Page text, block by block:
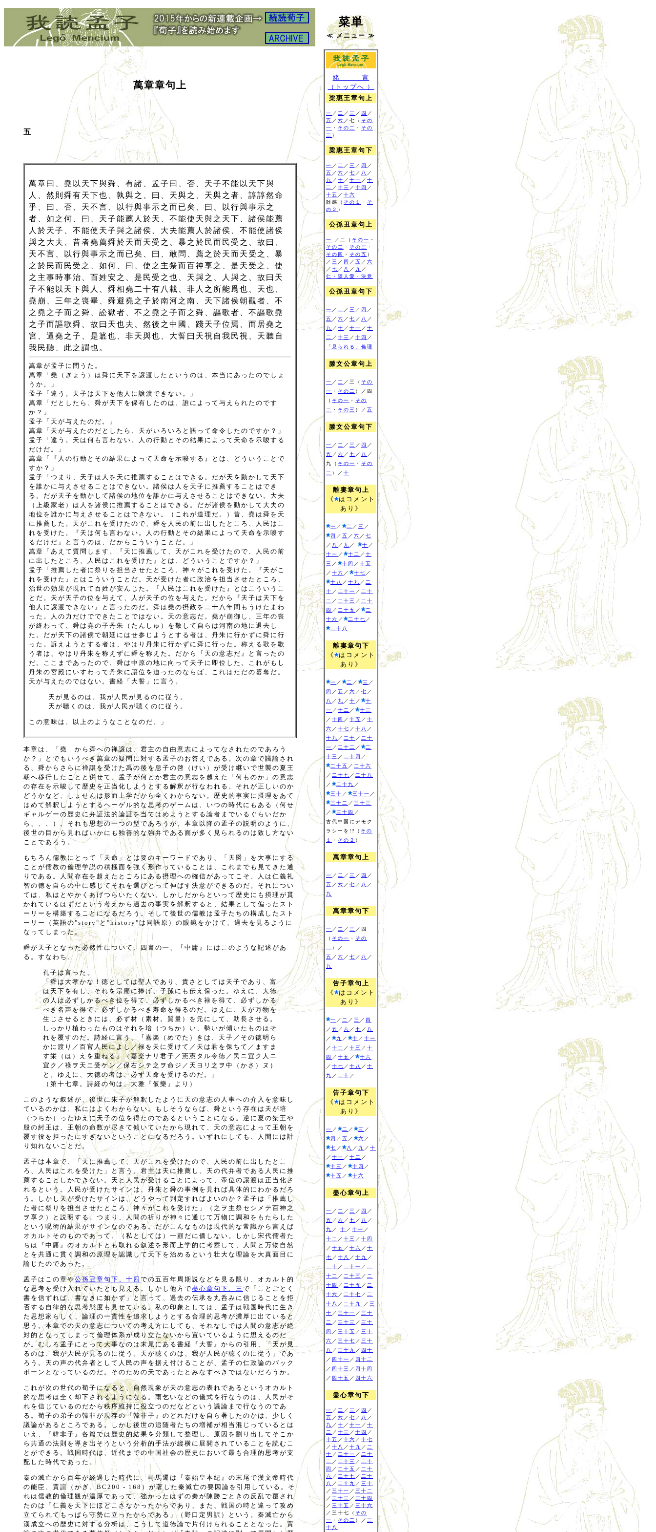
萬章章句上
五
萬章曰、堯以天下與舜、有諸、孟子曰、否、天子不能以天下與
人、然則舜有天下也、孰與之、曰、天與之、天與之者、諄諄然命
乎、曰、否、天不言、以行與事示之而已矣、曰、以行與事示之
者、如之何、曰、天子能薦人於天、不能使天與之天下、諸侯能薦
人於天子、不能使天子與之諸侯、大夫能薦人於諸侯、不能使諸侯
與之大夫、昔者堯薦舜於天而天受之、暴之於民而民受之、故曰、
天不言、以行與事示之而已矣、曰、敢問、薦之於天而天受之、暴
之於民而民受之、如何、曰、使之主祭而百神享之、是天受之、使
之主事時事治、百姓安之、是民受之也、天與之、人與之、故曰天
子不能以天下與人、舜相堯二十有八載、非人之所能爲也、天也、
堯崩、三年之喪畢、舜避堯之子於南河之南、天下諸侯朝觀者、不
之堯之子而之舜、訟獄者、不之堯之子而之舜、謳歌者、不謳歌堯
之子而謳歌舜、故曰天也夫、然後之中國、踐天子位焉、而居堯之
宮、逼堯之子、是簒也、非天與也、大誓曰天視自我民視、天聽自
我民聽、此之謂也。
萬章が孟子に問うた。
萬章「堯（ぎょう）は舜に天下を譲渡したというのは、本当にあったのでしょ
うか。」
孟子「違う。天子は天下を他人に譲渡できない。」
萬章「だとしたら、舜が天下を保有したのは、誰によって与えられたのです
か？」
孟子「天が与えたのだ。」
萬章「天が与えたのだとしたら、天がいろいろと語って命令したのですか？」
孟子「違う。天は何も言わない。人の行動とその結果によって天命を示唆する
だけだ。」
萬章「『人の行動とその結果によって天命を示唆する』とは、どういうことで
すか？」
孟子「つまり、天子は人を天に推薦することはできる。だが天を動かして天下
を誰かに与えさせることはできない。諸侯は人を天子に推薦することはでき
る。だが天子を動かして諸侯の地位を誰かに与えさせることはできない。大夫
（上級家老）は人を諸侯に推薦することはできる。だが諸侯を動かして大夫の
地位を誰かに与えさせることはできない。（これが道理だ。）昔、堯は舜を天
に推薦した。天がこれを受けたので、舜を人民の前に出したところ、人民はこ
れを受けた。『天は何も言わない。人の行動とその結果によって天命を示唆す
るだけだ』と言うのは、だからこういうことだ。」
萬章「あえて質問します。『天に推薦して、天がこれを受けたので、人民の前
に出したところ、人民はこれを受けた』とは、どういうことですか？」
孟子「推薦した者に祭りを担当させたところ、神々がこれを受けた。『天がこ
れを受けた』とはこういうことだ。天が受けた者に政治を担当させたところ、
治世の効果が現れて百姓が安んじた。『人民はこれを受けた』とはこういうこ
とだ。天が天子の位を与えて、人が天子の位を与えた。だから『天子は天下を
他人に譲渡できない』と言ったのだ。舜は堯の摂政を二十八年間もうけたまわ
った。人の力だけでできたことではない。天の意志だ。堯が崩御し、三年の喪
が終わって、舜は堯の子丹朱（たんしゅ）を敬して自らは河南の地に退去し
た。だが天下の諸侯で朝廷にはせ参じようとする者は、丹朱に行かずに舜に行
った。訴えようとする者は、やはり丹朱に行かずに舜に行った。称える歌を歌
う者は、やはり丹朱を称えずに舜を称えた。だから『天の意志だ』と言ったの
だ。ここまであったので、舜は中原の地に向って天子に即位した。これがもし
丹朱の宮殿にいすわって丹朱に譲位を迫ったのならば、これはただの簒奪だ。
天が与えたのではない。書経「大誓」に言う。
天が見るのは、我が人民が見るのに従う。
天が聴くのは、我が人民が聴くのに従う。
この意味は、以上のようなことなのだ。」
本章は、「堯 から舜への禅譲は、君主の自由意志によってなされたのであろう
か？」とでもいうべき萬章の疑問に対する孟子のお答えである。次の章で議論され
る、舜からさらに禅譲を受けた禹の後を息子の啓（けい）が受け継いで世襲の夏王
朝へ移行したことと併せて、孟子が何とか君主の意志を越えた「何ものか」の意志
の存在を示唆して歴史を正当化しようとする解釈が行なわれる。それが正しいのか
どうかなど、しょせんは形而上学だから全くわからない。歴史的事実に摂理をあて
はめて解釈しようとするヘーゲル的な思考のゲームは、いつの時代にもある（何せ
ギャルゲーの歴史に弁証法的論証を当てはめようとする論者までいるぐらいだか
ら、、、）。それも思想の一つの型であろうが、本章以降の孟子の説明のように、
後世の目から見ればいかにも独善的な強弁である面が多く見られるのは致し方ない
ことであろう。
もちろん儒教にとって「天命」とは要のキーワードであり、「天爵」を大事にする
ことが儒教の倫理学説の積極面を強く形作っていることは、これまでも見てきた通
りである。人間存在を超えたところにある摂理への確信があってこそ、人は仁義礼
智の徳を自らの中に感じてそれを選びとって伸ばす決意ができるのだ。それについ
ては、私はとやかくあげつらいたくない。しかしだからといって歴史にも摂理が貫
かれているはずだという考えから過去の事実を解釈すると、結果として偏ったスト
ーリーを構築することになるだろう。そして後世の儒教は孟子たちの構成したスト
ーリー（英語の"story"と"history"は同語原）の眼鏡をかけて、過去を見るように
なってしまった。
舜が天子となった必然性について、四書の一、『中庸』にはこのような記述があ
る。すなわち、
孔子は言った、
「舜は大孝かな！徳としては聖人であり、貴さとしては天子であり、富
は天下を有し、それを宗廟に捧げ、子孫にも伝え保った。ゆえに、大徳
の人は必ずしかるべき位を得て、必ずしかるべき禄を得て、必ずしかる
べき名声を得て、必ずしかるべき寿命を得るのだ。ゆえに、天が万物を
生じさせるときには、必ず材（素材。質量）を元にして、助長させる。
しっかり植わったものはそれを培（つちか）い、勢いが傾いたものはそ
れを覆すのだ。詩経に言う、『嘉楽（めでた）きは、天子／その徳明ら
かに渡り／百官人民によし／禄を天に受けて／天は君を保ちて／ますま
す栄（は）えを重ねる』（嘉楽ナリ君子／憲憲タル令徳／民ニ宜ク人ニ
宜ク／祿ヲ天ニ受ケン／保右シテ之ヲ命ジ／天ヨリ之ヲ中（かさ）ヌ）
と。ゆえに、大徳の者は、必ず天命を受けるのだ。」
（第十七章。詩経の句は、大雅『仮樂』より）
このような叙述が、後世に朱子が解釈したように天の意志の人事への介入を意味し
ているのかは、私にはよくわからない。もしそうならば、舜という存在は天が培
（つちか）ったゆえに天子の位を得たのであるということになる。逆に夏の桀王や
殷の紂王は、王朝の命数が尽きて傾いていたから現れて、天の意志によって王朝を
覆す役を担ったにすぎないということになるだろう。いずれにしても、人間には計
り知れないことだ。
孟子は本章で、「天に推薦して、天がこれを受けたので、人民の前に出したとこ
ろ、人民はこれを受けた」と言う。君主は天に推薦し、天の代弁者である人民に推
薦することしかできない。天と人民が受けることによって、帝位の譲渡は正当化さ
れるという。人民が受けたサインは、丹朱と舜の事例を見れば具体的にわかるだろ
う。しかし天が受けたサインは、どうやって判定すればよいのか？孟子は「推薦し
た者に祭りを担当させたところ、神々がこれを受けた」（之ヲ主祭セシメテ百神之
ヲ享ク）と説明する。つまり、人間の祈りが神々に通じて万物に調和をもたらした
という呪術的結果がサインなのである。だがこんなものは現代的な常識から言えば
オカルトそのものであって、（私としては）一顧だに価しない。しかし宋代儒者た
ちは『中庸』のオカルトとも取れる叙述を形而上学的に考察して、人間と万物自然
とを共通に貫く調和の原理を認識して天下を治めるという壮大な理論を大真面目に
論じたのであった。
孟子はこの章や公孫丑章句下、十四 での五百年周期説などを見る限り、オカルト的
な思考を受け入れていたとも見える。しかし他方で盡心章句下、三 で「ことごとく
書を信ずれば、書なきに如かず」と言って、過去の伝承を丸呑みに信じることを拒
否する自律的な思考態度も見せている。私の印象としては、孟子は戦国時代に生き
た思想家らしく、論理の一貫性を追求しようとする合理的思考が濃厚に出ていると
思う。本章での天の意志についての考え方にしても、それなしでは人間の意志が絶
対的となってしまって倫理体系が成り立たないから置いているように思えるのだ
が。むしろ孟子にとって大事なのは末尾にある書経『大誓』からの引用、「天が見
るのは、我が人民が見るのに従う。天が聴くのは、我が人民が聴くのに従う」であ
ろう。天の声の代弁者として人民の声を据え付けることが、孟子の仁政論のバック
ボーンとなっているのだ。そのための天であったとみなすべきではないだろうか。
これが次の世代の荀子になると、自然現象が天の意志の表れであるというオカルト
的な思考は全く却下されるようになる。雨乞いなどの儀式を行なうのは、人民がそ
れを信じているのだから秩序維持に役立つのだなどという議論まで行なうのであ
る。荀子の弟子の韓非が現存の『韓非子』のどれだけを自ら著したのかは、少しく
議論があるところである。しかし後世の追随者たちの増補が相当混じっているとは
いえ、『韓非子』各篇では歴史的結果を分類して整理し、原因を割り出してそこか
ら共通の法則を導き出そうという分析的手法が縦横に展開されていることを読むこ
とができる。戦国時代は、近代までの中国社会の歴史において最も合理的思考が支
配した時代であった。
秦の滅亡から百年が経過した時代に、司馬遷は『秦始皇本紀』の末尾で漢文帝時代
の能臣、賈諠（かぎ、BC200 - 168）が著した秦滅亡の要因論を引用している。そ
れは儒教的倫理観が濃厚であって、強かったはずの秦が陳勝ごときの反乱で覆され
たのは「仁義を天下にほどこさなかったからであり、また、戦国の時と違って攻め
立てられてもっぱら守勢に立ったからである」（野口定男訳）という。秦滅亡から
漢成立への歴史に対する分析は、こうして道徳論で片付けられることとなった。賈
菜単
≪ メニュー ≫
緒 言
（トップへ ）
梁惠王章句上
一 ／ 二 ／ 三 ／ 四 ／
五 ／ 六 ／七（ その
一 ・ その二 ・ その
三 ）
梁惠王章句下
一 ／ 二 ／ 三 ／ 四 ／
五 ／ 六 ／ 七 ／ 八 ／
九 ／ 十 ／ 十一 ／ 十
二 ／ 十三 ／ 十四 ／
十五 ／ 十六
雑感
（ その１ ・ そ
の２ ）
公孫丑章句上
一 ／二（ その一 ・
その二
・ その三
・
その四
・ その五 ）
／ 三 ／ 四 ／ 五 ／ 六
／ 七 ／ 八 ／ 九 ／
仁・隣人愛・決意
公孫丑章句下
一 ／ 二 ／ 三 ／ 四 ／
五 ／ 六 ／ 七 ／ 八 ／
九 ／ 十 ／ 十一 ／ 十
二 ／ 十三 ／ 十四 ／
「見られる」倫理
滕文公章句上
一 ／ 二 ／三（ その
一 ・ その二 ）／四
（ その一 ・ その
二
・ その三 ）／ 五
滕文公章句下
一 ／ 二 ／ 三 ／ 四 ／
五 ／ 六 ／ 七 ／ 八 ／
九（ その一 ・ その
二 ）／ 十
離婁章句上
《
はコメント
あり》
一 ／ 二 ／ 三 ／
四 ／ 五 ／ 六 ／ 七
／ 八 ／ 九 ／ 十 ／
十一 ／ 十二 ／ 十
三 ／ 十四 ／ 十五
／ 十六 ／ 十七 ／
十八 ／ 十九 ／ 二
十 ／ 二十一 ／ 二十
二 ／ 二十三 ／ 二十
四 ／ 二十五 ／
二
十六 ／ 二十七 ／
二十八
離婁章句下
《
はコメント
あり》
一 ／ 二 ／ 三 ／
四 ／ 五 ／ 六 ／ 七 ／
八 ／ 九 ／ 十 ／
十
一 ／ 十二 ／
十三
／ 十四 ／ 十五 ／ 十
六 ／ 十七 ／ 十八 ／
十九 ／ 二十 ／ 二十
一 ／ 二十二 ／
二
十三 ／ 二十四 ／
二十五 ／ 二十六
／ 二十七 ／ 二十八
／
二十九 ／
三十 ／ 三十一 ／
三十二 ／ 三十三
／
三十四 ／
古代中国にデモク
ラシーを!?（ その
１
・ その２ ）
萬章章句上
一 ／ 二 ／ 三 ／ 四 ／
五 ／ 六 ／ 七 ／ 八 ／
九
萬章章句下
一 ／ 二 ／ 三 ／四
（ その一 ・ その
二 ）／
五 ／ 六 ／ 七 ／ 八 ／
九
告子章句上
《
はコメント
あり》
一 ／ 二 ／ 三 ／ 四
／ 五 ／ 六 ／ 七 ／ 八
／
九 ／ 十 ／ 十一
／ 十二 ／ 十三 ／ 十
四 ／ 十五 ／
十六
／ 十七 ／ 十八 ／ 十
九 ／ 二十 ／
告子章句下
《
はコメント
あり》
一 ／ 二 ／ 三 ／
四 ／ 五 ／ 六 ／
七 ／ 八 ／ 九 ／ 十
／ 十一 ／ 十二 ／
十三 ／ 十四 ／
十五 ／ 十六
盡心章句上
一 ／ 二 ／ 三 ／ 四 ／
五 ／ 六 ／ 七 ／ 八 ／
九 ／ 十 ／ 十一 ／
十二 ／ 十三 ／ 十四
／ 十五 ／ 十六 ／ 十
七 ／ 十八 ／ 十九 ／
二十 ／ 二十一 ／ 二
十二 ／ 二十三 ／ 二
十四 ／ 二十五 ／ 二
十六 ／ 二十七 ／ 二
十八 ／ 二十九 ／ 三
十 ／ 三十一 ／ 三十
二 ／ 三十三 ／ 三十
四 ／ 三十五 ／ 三十
六 ／ 三十七 ／ 三十
八 ／ 三十九 ／ 四十
／ 四十一 ／ 四十二
／ 四十三 ／ 四十四
／ 四十五 ／ 四十六
盡心章句下
一 ／ 二 ／ 三 ／ 四 ／
五 ／ 六 ／ 七 ／ 八 ／
九 ／ 十 ／ 十一 ／ 十
二 ／ 十三 ／ 十四 ／
十五 ／ 十六 ／ 十七
／ 十八 ／ 十九 ／ 二
十 ／ 二十一 ／ 二十
二 ／ 二十三 ／ 二十
四 ／ 二十五 ／ 二十
六 ／ 二十七 ／ 二十
八 ／ 二十九 ／ 三十
／ 三十一 ／ 三十二
／ 三十三 ／ 三十四
／ 三十五 ／ 三十六
／三十七（ その
一 ・ その二 ）／ 三
十八